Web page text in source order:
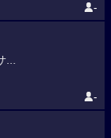
-
...
-